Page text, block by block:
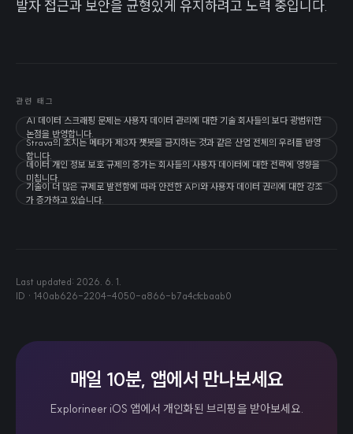
발자 접근과 보안을 균형있게 유지하려고 노력 중입니다.
관련 태그
AI 데이터 스크래핑 문제는 사용자 데이터 관리에 대한 기술 회사들의 보다 광범위한
논점을 반영합니다.
Strava의 조치는 메타가 제3자 챗봇을 금지하는 것과 같은 산업 전체의 우려를 반영
합니다.
데이터 개인 정보 보호 규제의 증가는 회사들의 사용자 데이터에 대한 전략에 영향을
미칩니다.
기술이 더 많은 규제로 발전함에 따라 안전한 API와 사용자 데이터 권리에 대한 강조
가 증가하고 있습니다.
Last updated: 2026. 6. 1.
ID · 140ab626-2204-4050-a866-b7a4cfcbaab0
매일 10분, 앱에서 만나보세요
Explorineer iOS 앱에서 개인화된 브리핑을 받아보세요.